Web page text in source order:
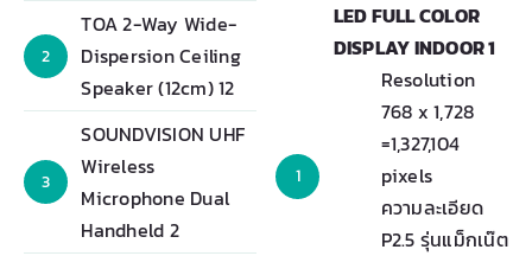
2
TOA 2-Way Wide-
Dispersion Ceiling
Speaker (12cm) 12
3
SOUNDVISION UHF
Wireless
Microphone Dual
Handheld 2
1
LED FULL COLOR
DISPLAY INDOOR 1
Resolution
768 x 1,728
=1,327,104
pixels
ความละเอียด
P2.5 รุ่นแม็กเน๊ต